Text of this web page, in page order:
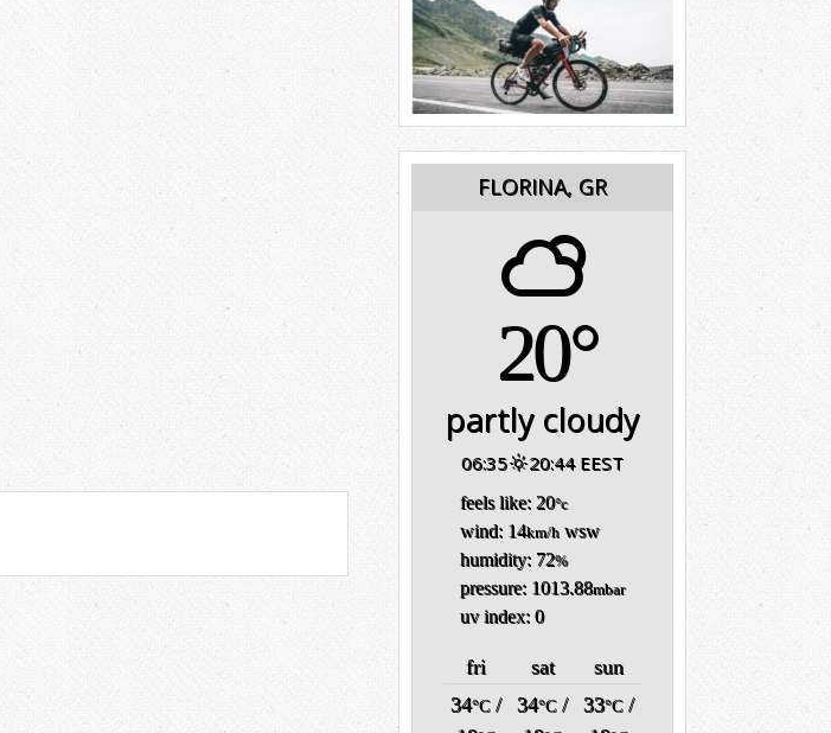
FLORINA, GR
20°
partly cloudy
06:35 20:44 EEST
feels like: 20°c
wind: 14km/h wsw
humidity: 72%
pressure: 1013.88mbar
uv index: 0
fri sat
sun
34°C/
34°C/
33°C/